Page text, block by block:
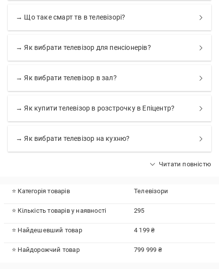
→ Що таке смарт тв в телевізорі?
→ Як вибрати телевізор для пенсіонерів?
→ Як вибрати телевізор в зал?
→ Як купити телевізор в розстрочку в Епіцентр?
→ Як вибрати телевізор на кухню?
Читати повністю
⭐ Категорія товарів Телевізори
⭐ Кількість товарів у наявності 295
⭐ Найдешевший товар 4 199 ₴
⭐ Найдорожчий товар 799 999 ₴